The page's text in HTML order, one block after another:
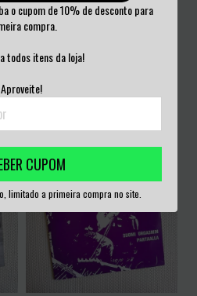
o cupom de 10% de desconto para
compra.
todos itens da loja!
Aproveite!
CUPOM
limitado a primeira compra no site.
SESSIONS...